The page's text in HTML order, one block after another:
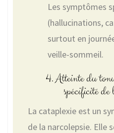
Les symptômes
(hallucinations,
surtout en
veille-sommeil.
4. Atteinte du
spécificité
La cataplexie est un
de la narcolepsie. Elle